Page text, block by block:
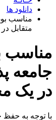
دانلود ها
مناسب
متقابل
مناسب
جامعه
در یک